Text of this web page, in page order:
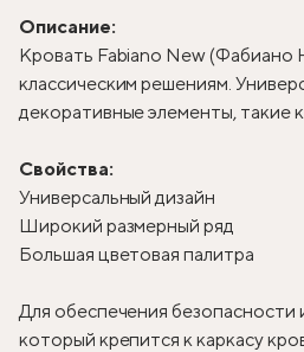
Описание:
Кровать Fabiano New (Фабиано
классическим решениям.
декоративные элементы, такие
Свойства:
Универсальный дизайн
Широкий размерный ряд
Большая цветовая палитра
Для обеспечения
который крепится к каркасу